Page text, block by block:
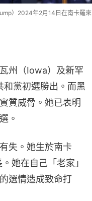
）2024年2月14日在南卡羅來
州（Iowa）及新罕
黨初選勝出。而黑
質威脅。她已表明
。
失。她生於南卡
她在自己「老家」
選情造成致命打